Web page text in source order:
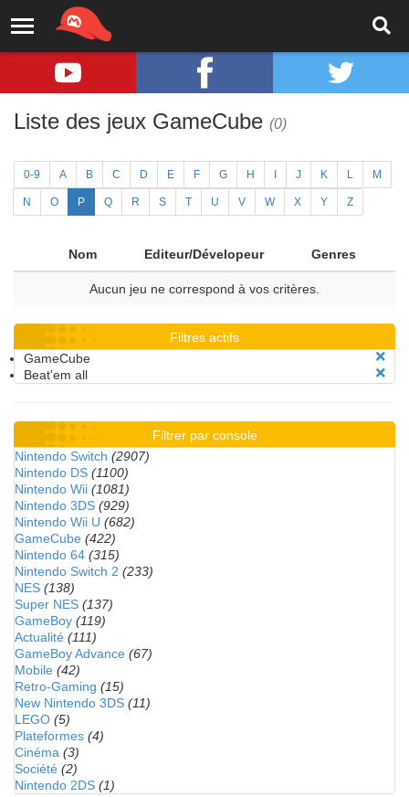
Liste des jeux GameCube (0)
0-9 A B C D E F G H J K L M
N O P Q R S T U V W X Y Z
Nom Editeur/Dévelopeur Genres
Aucun jeu ne correspond à vos critères.
Filtres actifs
GameCube
Beat'em all
Filtrer par console
Nintendo Switch (2907)
Nintendo DS (1100)
Nintendo Wii (1081)
Nintendo 3DS (929)
Nintendo Wii U (682)
GameCube (422)
Nintendo 64 (315)
Nintendo Switch 2 (233)
NES (138)
Super NES (137)
GameBoy (119)
Actualité (111)
GameBoy Advance (67)
Mobile (42)
Retro-Gaming (15)
New Nintendo 3DS (11)
LEGO (5)
Plateformes (4)
Cinéma (3)
Société (2)
Nintendo 2DS (1)